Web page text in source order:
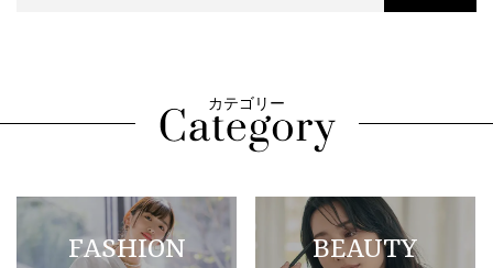
カテゴリー
FASHION BEAUTY